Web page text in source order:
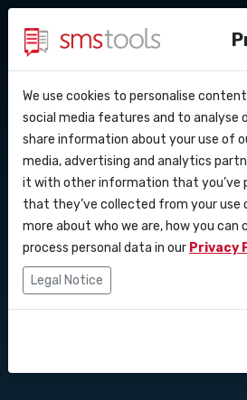
API Docs
Webhooks
Intégrations
Zapier
Pourquoi smstools ?
Blog
Service level agreement
Contact
Demander une offre
pratiques
optimal
We use cookies to personalise
social media features and to analyse
share information about your use of
media, advertising and analytics
it with other information that you’ve
that they’ve collected from your use
more about who we are, how you can
process personal data in our Privacy
Legal Notice